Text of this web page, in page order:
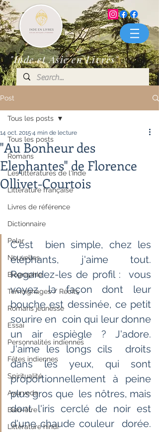
"Inde et Asie en Livres"
Post
Tous les posts
Romans
Les littératures de l'Inde
Littérature française
Livres de référence
Dictionnaire
Polar
Nouvelles
Biographie
Témoignages / Récits
Romans jeunesse
Essai
Personnalités indiennes
Fêtes indiennes
Spiritualité
Ayurveda
Bien-être
Littérature hindi
Tous les posts
"Au Bonheur des
Elephantes" de Florence
Ollivet-Courtois
14 oct. 2015 4 min de lecture
C'est  bien simple, chez les
éléphants, j'aime tout.
Regardez-les de profil :  vous
voyez la façon dont leur
bouche est dessinée, ce petit
sourire en  coin qui leur donne
un air espiègle ? J'adore.
J'aime les longs cils  droits
dans les yeux, qui sont
proportionnellement à peine
plus gros que  les nôtres, mais
dont l'iris cerclé de noir est
d'une chaude couleur  dorée.